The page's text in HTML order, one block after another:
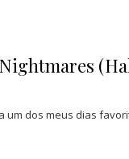
um dos meus dias